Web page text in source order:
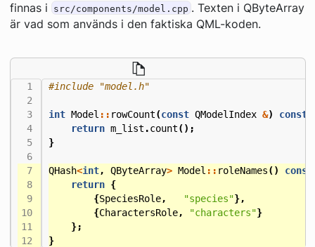
finnas i
src/components/model.cpp . Texten i QByteArray
är vad som används i den faktiska QML-koden.
#include "model.h"
int Model :: rowCount(const QModelIndex &) const
return m_list .count();
}
QHash<int, QByteArray> Model :: roleNames()
const
return {
{SpeciesRole, "species"},
{CharactersRole, "characters"}
};
}